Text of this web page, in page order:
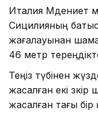
Италия Мәдениет
Сицилияның
жағалауынан
46 метр
Теңіз түбінен
жасалған екі
жасалған тағы